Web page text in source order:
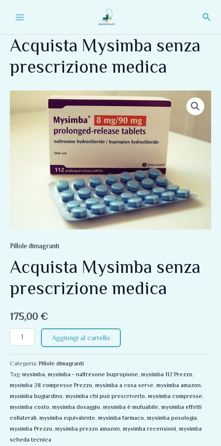
Acquista Mysimba senza
prescrizione medica
Pillole dimagranti
Acquista Mysimba senza
prescrizione medica
175,00 €
Aggiungi al carrello
Categoria: Pillole dimagranti
Tag: mysimba, mysimba - naltrexone bupropione, mysimba 112 Prezzo,
mysimba 28 compresse Prezzo, mysimba a cosa serve, mysimba amazon,
mysimba bugiardino, mysimba chi può prescriverlo, mysimba compresse,
mysimba costo, mysimba dosaggio, mysimba è mutuabile, mysimba effetti
collaterali, mysimba equivalente, mysimba farmaco, mysimba posologia,
mysimba Prezzo, mysimba prezzo amazon, mysimba recensioni, mysimba
scheda tecnica